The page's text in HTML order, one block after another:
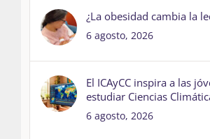
¿La obesidad cambia la
6 agosto, 2026
El ICAyCC inspira a las
estudiar Ciencias
6 agosto, 2026